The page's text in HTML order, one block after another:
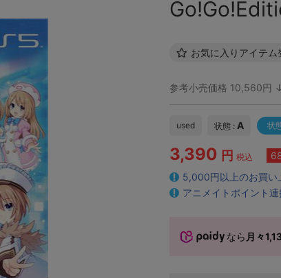
お気に入りアイテム
参考小売価格 10,560円
used 状態 : A 状
3,390 円 税込
5,000円以上のお買い
アニメイトポイント連
なら 月々